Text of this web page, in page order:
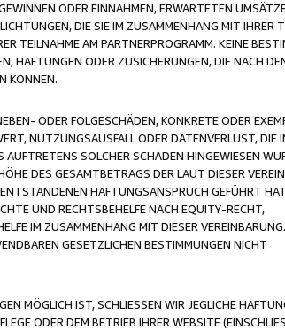
ODER EINNAHMEN, ERWARTETEN
DIE SIE IM ZUSAMMENHANG MIT IHRER
TEILNAHME AM PARTNERPROGRAMM. KEINE
HAFTUNGEN ODER ZUSICHERUNGEN, DIE NACH
KÖNNEN.
ODER FOLGESCHÄDEN, KONKRETE ODER
NUTZUNGSAUSFALL ODER DATENVERLUST, DIE
SOLCHER SCHÄDEN HINGEWIESEN
DES GESAMTBETRAGS DER LAUT DIESER
HAFTUNGSANSPRUCH GEFÜHRT
UND RECHTSBEHELFE NACH EQUITY-RECHT,
IM ZUSAMMENHANG MIT DIESER
GESETZLICHEN BESTIMMUNGEN NICHT
MÖGLICH IST, SCHLIESSEN WIR JEGLICHE
ODER DEM BETRIEB IHRER WEBSITE